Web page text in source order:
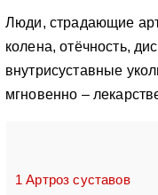
Люди, страдающие
колена, отёчность,
внутрисуставные
мгновенно –
1 Артроз суставов